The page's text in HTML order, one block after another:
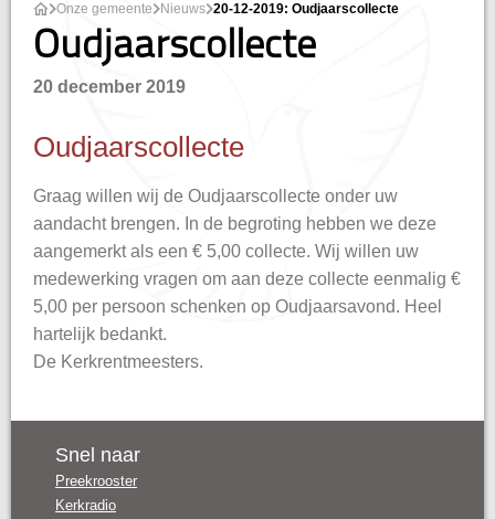
Onze gemeente Nieuws 20-12-2019: Oudjaarscollecte
Oudjaarscollecte
20 december 2019
Oudjaarscollecte
Graag willen wij de Oudjaarscollecte onder uw
aandacht brengen. In de begroting hebben we deze
aangemerkt als een € 5,00 collecte. Wij willen uw
medewerking vragen om aan deze collecte eenmalig €
5,00 per persoon schenken op Oudjaarsavond. Heel
hartelijk bedankt.
De Kerkrentmeesters.
Snel naar
Preekrooster
Kerkradio